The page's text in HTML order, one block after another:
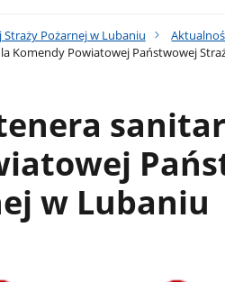
Pożarnej w Lubaniu
Komendy Powiatowej Państwowej
w Lubaniu